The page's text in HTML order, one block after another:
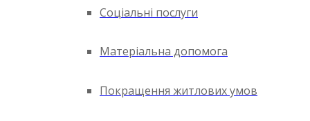
Соціальні послуги
Матеріальна допомога
Покращення житлових умов